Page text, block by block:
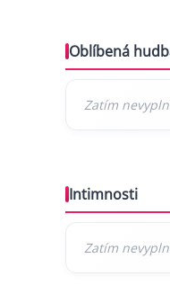
Oblíbená
Intimnosti